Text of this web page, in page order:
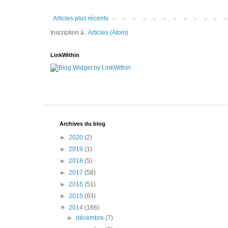
Articles plus récents
Inscription à :Articles (Atom)
LinkWithin
Archives du blog
► 2020 (2)
► 2019 (1)
► 2018 (5)
► 2017 (58)
► 2016 (51)
► 2015 (63)
▼ 2014 (166)
►décembre(7)